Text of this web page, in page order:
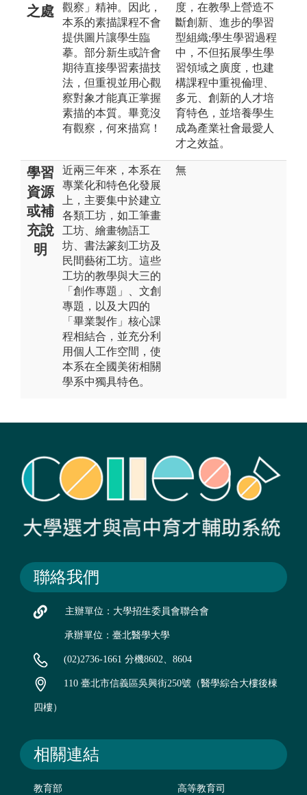
之處
觀察」精神。因此，
本系的素描課程不會
提供圖片讓學生臨
摹。部分新生或許會
期待直接學習素描技
法，但重視並用心觀
察對象才能真正掌握
素描的本質。畢竟沒
有觀察，何來描寫！
度，在教學上營造不
斷創新、進步的學習
型組織;學生學習過程
中，不但拓展學生學
習領域之廣度，也建
構課程中重視倫理、
多元、創新的人才培
育特色，並培養學生
成為產業社會最愛人
才之效益。
學習
資源
或補
充說
明
近兩三年來，本系在
專業化和特色化發展
上，主要集中於建立
各類工坊，如工筆畫
工坊、繪畫物語工
坊、書法篆刻工坊及
民間藝術工坊。這些
工坊的教學與大三的
「創作專題」、文創
專題，以及大四的
「畢業製作」核心課
程相結合，並充分利
用個人工作空間，使
本系在全國美術相關
學系中獨具特色。
無
聯絡我們
主辦單位：大學招生委員會聯合會
承辦單位：臺北醫學大學
(02)2736-1661 分機8602、8604
110 臺北市信義區吳興街250號（醫學綜合大樓後棟
四樓）
相關連結
教育部 高等教育司